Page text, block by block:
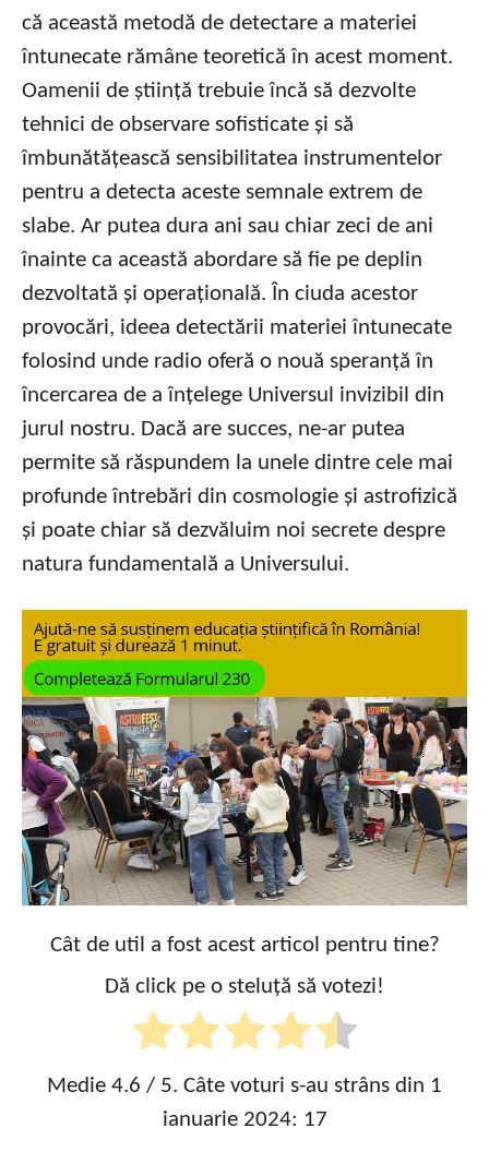
că această metodă de detectare a materiei
întunecate rămâne teoretică în acest moment.
Oamenii de știință trebuie încă să dezvolte
tehnici de observare sofisticate și să
îmbunătățească sensibilitatea instrumentelor
pentru a detecta aceste semnale extrem de
slabe. Ar putea dura ani sau chiar zeci de ani
înainte ca această abordare să fie pe deplin
dezvoltată și operațională. În ciuda acestor
provocări, ideea detectării materiei întunecate
folosind unde radio oferă o nouă speranță în
încercarea de a înțelege Universul invizibil din
jurul nostru. Dacă are succes, ne-ar putea
permite să răspundem la unele dintre cele mai
profunde întrebări din cosmologie și astrofizică
și poate chiar să dezvăluim noi secrete despre
natura fundamentală a Universului.
Cât de util a fost acest articol pentru tine?
Dă click pe o steluță să votezi!
Medie 4.6 / 5. Câte voturi s-au strâns din 1
ianuarie 2024: 17